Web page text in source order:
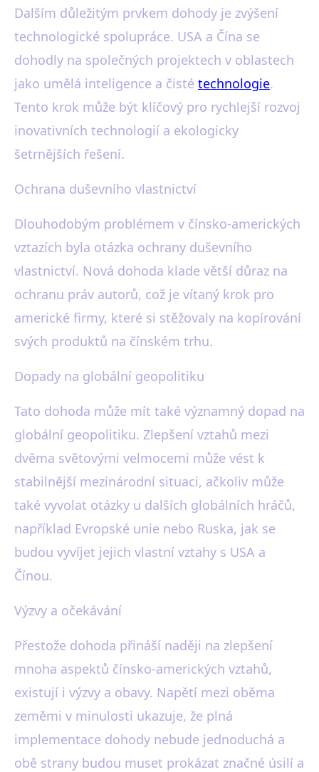
Dalším důležitým prvkem dohody je zvýšení
technologické spolupráce. USA a Čína se
dohodly na společných projektech v oblastech
jako umělá inteligence a čisté technologie.
Tento krok může být klíčový pro rychlejší rozvoj
inovativních technologií a ekologicky
šetrnějších řešení.
Ochrana duševního vlastnictví
Dlouhodobým problémem v čínsko-amerických
vztazích byla otázka ochrany duševního
vlastnictví. Nová dohoda klade větší důraz na
ochranu práv autorů, což je vítaný krok pro
americké firmy, které si stěžovaly na kopírování
svých produktů na čínském trhu.
Dopady na globální geopolitiku
Tato dohoda může mít také významný dopad na
globální geopolitiku. Zlepšení vztahů mezi
dvěma světovými velmocemi může vést k
stabilnější mezinárodní situaci, ačkoliv může
také vyvolat otázky u dalších globálních hráčů,
například Evropské unie nebo Ruska, jak se
budou vyvíjet jejich vlastní vztahy s USA a
Čínou.
Výzvy a očekávání
Přestože dohoda přináší naději na zlepšení
mnoha aspektů čínsko-amerických vztahů,
existují i výzvy a obavy. Napětí mezi oběma
zeměmi v minulosti ukazuje, že plná
implementace dohody nebude jednoduchá a
obě strany budou muset prokázat značné úsilí a